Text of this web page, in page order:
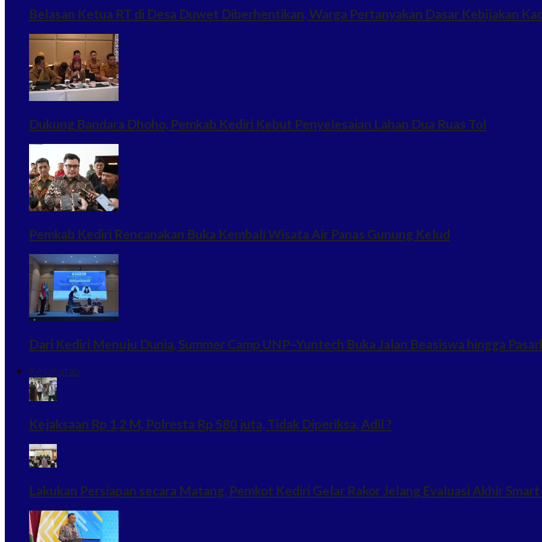
Belasan Ketua RT di Desa Duwet Diberhentikan, Warga Pertanyakan Dasar Kebijakan
Dukung Bandara Dhoho, Pemkab Kediri Kebut Penyelesaian Lahan Dua Ruas Tol
Pemkab Kediri Rencanakan Buka Kembali Wisata Air Panas Gunung Kelud
Dari Kediri Menuju Dunia, Summer Camp UNP–Yuntech Buka Jalan Beasiswa hingga
Kesehatan
Kejaksaan Rp 1,2 M, Polresta Rp 580 juta, Tidak Diperiksa, Adil ?
Lakukan Persiapan secara Matang, Pemkot Kediri Gelar Rakor Jelang Evaluasi Akhir